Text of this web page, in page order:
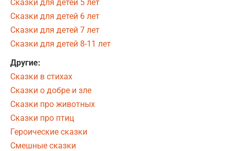
Сказки для детей 5 лет
Сказки для детей 6 лет
Сказки для детей 7 лет
Сказки для детей 8-11 лет
Другие:
Сказки в стихах
Сказки о добре и зле
Сказки про животных
Сказки про птиц
Героические сказки
Смешные сказки